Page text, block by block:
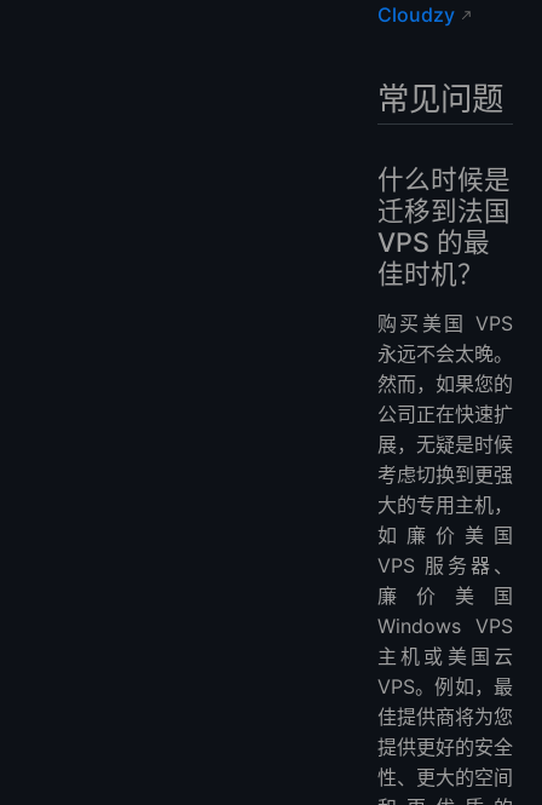
Cloudzy
常见问题
什么时候是
迁移到法国
VPS 的最
佳时机？
购买美国 VPS
永远不会太晚。
然而，如果您的
公司正在快速扩
展，无疑是时候
考虑切换到更强
大的专用主机，
如廉价美国
VPS 服务器、
廉价美国
Windows VPS
主机或美国云
VPS。例如，最
佳提供商将为您
提供更好的安全
性、更大的空间